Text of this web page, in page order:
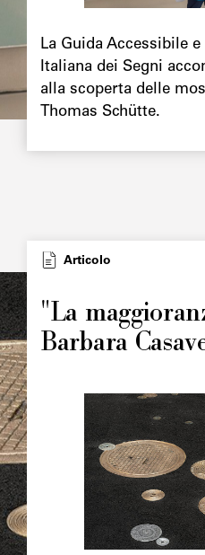
La Guida Accessibile
Italiana dei Segni
alla scoperta delle
Thomas Schütte.
TypeArticolo
"La
Barbara
Image
principale
Image
principale